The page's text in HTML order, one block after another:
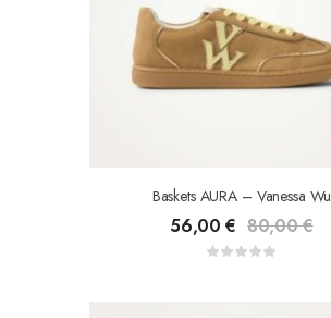
Baskets AURA – Vanessa Wu
56,00€ 80,00€